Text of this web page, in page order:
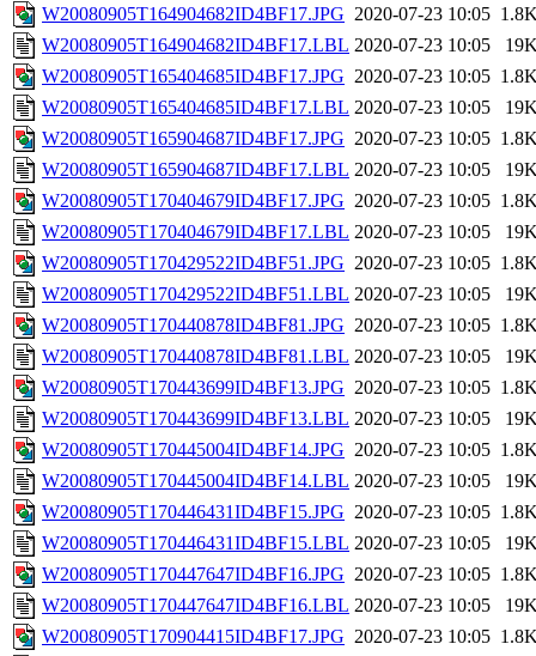
W20080905T164904682ID4BF17.JPG 2020-07-23 10:05
W20080905T164904682ID4BF17.LBL 2020-07-23 10:05
W20080905T165404685ID4BF17.JPG 2020-07-23 10:05
W20080905T165404685ID4BF17.LBL 2020-07-23 10:05
W20080905T165904687ID4BF17.JPG 2020-07-23 10:05
W20080905T165904687ID4BF17.LBL 2020-07-23 10:05
W20080905T170404679ID4BF17.JPG 2020-07-23 10:05
W20080905T170404679ID4BF17.LBL 2020-07-23 10:05
W20080905T170429522ID4BF51.JPG 2020-07-23 10:05
W20080905T170429522ID4BF51.LBL 2020-07-23 10:05
W20080905T170440878ID4BF81.JPG 2020-07-23 10:05
W20080905T170440878ID4BF81.LBL 2020-07-23 10:05
W20080905T170443699ID4BF13.JPG 2020-07-23 10:05
W20080905T170443699ID4BF13.LBL 2020-07-23 10:05
W20080905T170445004ID4BF14.JPG 2020-07-23 10:05
W20080905T170445004ID4BF14.LBL 2020-07-23 10:05
W20080905T170446431ID4BF15.JPG 2020-07-23 10:05
W20080905T170446431ID4BF15.LBL 2020-07-23 10:05
W20080905T170447647ID4BF16.JPG 2020-07-23 10:05
W20080905T170447647ID4BF16.LBL 2020-07-23 10:05
W20080905T170904415ID4BF17.JPG 2020-07-23 10:05